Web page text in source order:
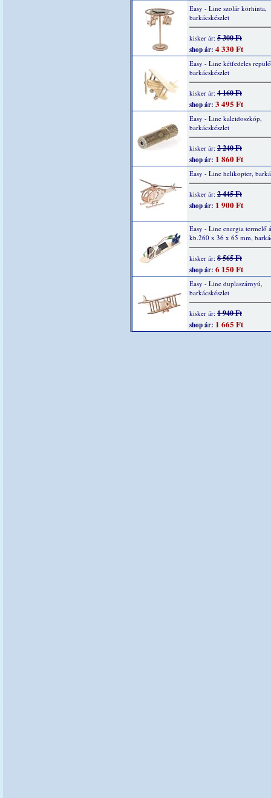
Easy - Line szolár körhinta,
barkácskészlet
kisker ár: 5 300 Ft
shop ár: 4 330 Ft
Easy - Line kétfedeles
barkácskészlet
kisker ár: 4 160 Ft
shop ár: 3 495 Ft
Easy - Line kaleidoszkóp,
barkácskészlet
kisker ár: 2 240 Ft
shop ár: 1 860 Ft
Easy - Line helikopter,
kisker ár: 2 445 Ft
shop ár: 1 900 Ft
Easy - Line energia termelő
kb.260 x 36 x 65 mm,
kisker ár: 8 565 Ft
shop ár: 6 150 Ft
Easy - Line duplaszárnyú,
barkácskészlet
kisker ár: 1 940 Ft
shop ár: 1 665 Ft